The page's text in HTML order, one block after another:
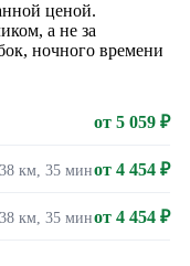
ценой.
а не за
ночного времени
от 5 059 ₽
38 км, 35 минот 4 454 ₽
38 км, 35 минот 4 454 ₽